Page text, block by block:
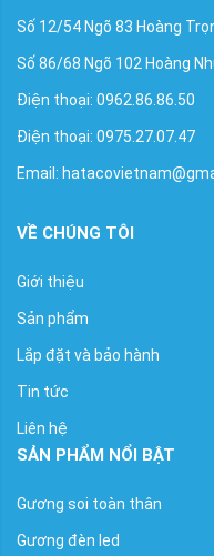
Số 12/54 Ngõ 83 Hoàng
Số 86/68 Ngõ 102 Hoàng
Điện thoại: 0962.86.86.50
Điện thoại: 0975.27.07.47
Email:
VỀ CHÚNG TÔI
Giới thiệu
Sản phẩm
Lắp đặt và bảo hành
Tin tức
Liên hệ
SẢN PHẨM NỔI BẬT
Gương soi toàn thân
Gương đèn led